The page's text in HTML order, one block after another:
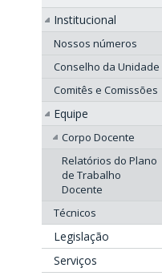
Institucional
Nossos números
Conselho da Unidade
Comitês e Comissões
Equipe
Corpo Docente
Relatórios do Plano
de Trabalho
Docente
Técnicos
Legislação
Serviços